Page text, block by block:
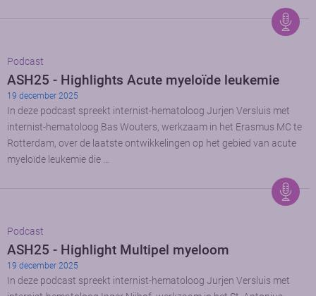
Podcast
ASH25 - Highlights Acute myeloïde leukemie
19 december 2025
In deze podcast spreekt internist-hematoloog Jurjen Versluis met
internist-hematoloog Bas Wouters, werkzaam in het Erasmus MC te
Rotterdam, over de laatste ontwikkelingen op het gebied van acute
myeloïde leukemie die …
Podcast
ASH25 - Highlight Multipel myeloom
19 december 2025
In deze podcast spreekt internist-hematoloog Jurjen Versluis met